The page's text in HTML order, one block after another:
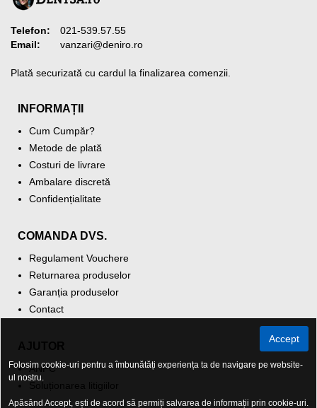
Telefon:
021-539.57.55
Email:
vanzari@deniro.ro
Plată securizată cu cardul la finalizarea comenzii.
INFORMAȚII
Cum Cumpăr?
Metode de plată
Costuri de livrare
Ambalare discretă
Confidențialitate
COMANDA DVS.
Regulament Vouchere
Returnarea produselor
Garanția produselor
Contact
ANPC
Accept
Folosim cookie-uri pentru a îmbunătăți experiența ta de navigare pe website-
ul nostru.
Apăsând Accept, ești de acord să permiți salvarea de informații prin cookie-uri.